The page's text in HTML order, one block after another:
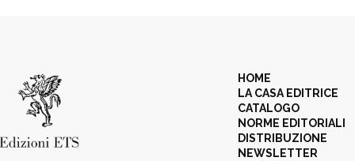
HOME
LA CASA EDITRICE
CATALOGO
NORME EDITORIALI
DISTRIBUZIONE
NEWSLETTER